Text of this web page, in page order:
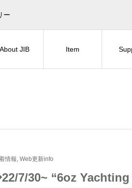
ー
About JIB Item
情報, Web更新info
7/30~ “6oz Yachting